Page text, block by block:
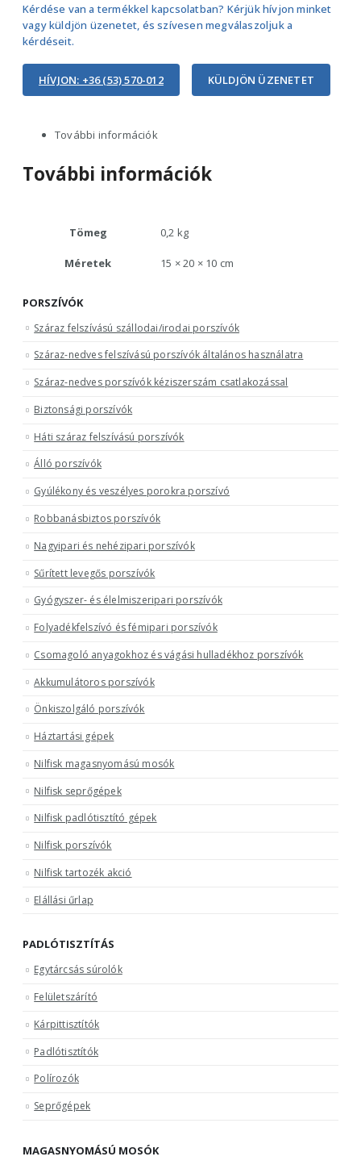
Kérdése van a termékkel kapcsolatban? Kérjük hívjon minket
vagy küldjön üzenetet, és szívesen megválaszoljuk a
kérdéseit.
HÍVJON: +36 (53) 570-012 KÜLDJÖN ÜZENETET
További információk
További információk
Tömeg 0,2 kg
Méretek 15 × 20 × 10 cm
PORSZÍVÓK
Száraz felszívású szállodai/irodai porszívók
Száraz-nedves felszívású porszívók általános használatra
Száraz-nedves porszívók kéziszerszám csatlakozással
Biztonsági porszívók
Háti száraz felszívású porszívók
Álló porszívók
Gyúlékony és veszélyes porokra porszívó
Robbanásbiztos porszívók
Nagyipari és nehézipari porszívók
Sűrített levegős porszívók
Gyógyszer- és élelmiszeripari porszívók
Folyadékfelszívó és fémipari porszívók
Csomagoló anyagokhoz és vágási hulladékhoz porszívók
Akkumulátoros porszívók
Önkiszolgáló porszívók
Háztartási gépek
Nilfisk magasnyomású mosók
Nilfisk seprőgépek
Nilfisk padlótisztító gépek
Nilfisk porszívók
Nilfisk tartozék akció
Elállási űrlap
PADLÓTISZTÍTÁS
Egytárcsás súrolók
Felületszárító
Kárpittisztítók
Padlótisztítók
Polírozók
Seprőgépek
MAGASNYOMÁSÚ MOSÓK